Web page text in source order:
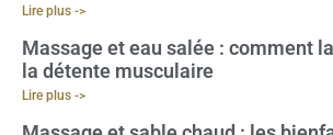
Lire plus ->
Massage et eau salée : comment
la détente musculaire
Lire plus ->